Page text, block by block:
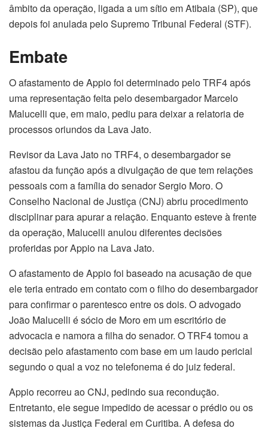
âmbito da operação, ligada a um sítio em Atibaia (SP), que
depois foi anulada pelo Supremo Tribunal Federal (STF).
Embate
O afastamento de Appio foi determinado pelo TRF4 após
uma representação feita pelo desembargador Marcelo
Malucelli que, em maio, pediu para deixar a relatoria de
processos oriundos da Lava Jato.
Revisor da Lava Jato no TRF4, o desembargador se
afastou da função após a divulgação de que tem relações
pessoais com a família do senador Sergio Moro. O
Conselho Nacional de Justiça (CNJ) abriu procedimento
disciplinar para apurar a relação. Enquanto esteve à frente
da operação, Malucelli anulou diferentes decisões
proferidas por Appio na Lava Jato.
O afastamento de Appio foi baseado na acusação de que
ele teria entrado em contato com o filho do desembargador
para confirmar o parentesco entre os dois. O advogado
João Malucelli é sócio de Moro em um escritório de
advocacia e namora a filha do senador. O TRF4 tomou a
decisão pelo afastamento com base em um laudo pericial
segundo o qual a voz no telefonema é do juiz federal.
Appio recorreu ao CNJ, pedindo sua recondução.
Entretanto, ele segue impedido de acessar o prédio ou os
sistemas da Justiça Federal em Curitiba. A defesa do